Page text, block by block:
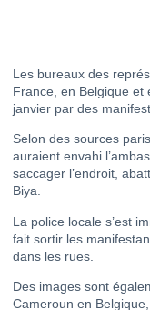
Les bureaux des
France, en Belgique et
janvier par des
Selon des sources
auraient envahi
saccager l’endroit,
Biya.
La police locale s’est
fait sortir les
dans les rues.
Des images sont
Cameroun en